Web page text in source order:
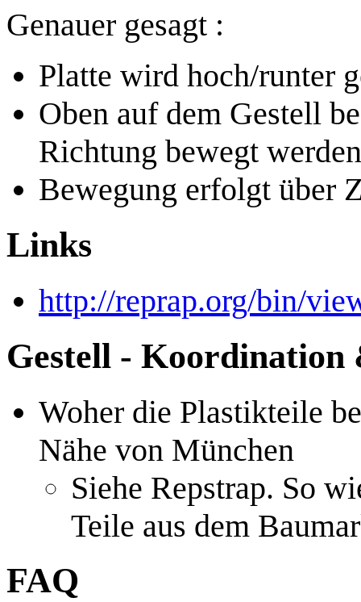
Genauer gesagt :
Platte wird hoch/runter
Oben auf dem Gestell
Richtung bewegt
Bewegung erfolgt über
Links
http://reprap.org/bin/
Gestell -
Woher die Plastikteile
Nähe von München
Siehe Repstrap. So
Teile aus dem
FAQ